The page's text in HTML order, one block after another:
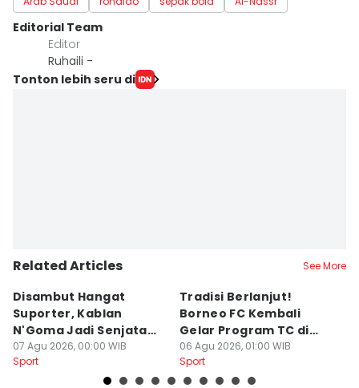
Editorial Team
Editor
Ruhaili -
Tonton lebih seru di
Related Articles See More
Disambut Hangat
Suporter, Kablan
N'Goma Jadi Senjata
Baru Borneo FC
07 Agu 2026, 00:00 WIB
Sport
Tradisi Berlanjut!
Borneo FC Kembali
Gelar Program TC di
Yogyakarta
06 Agu 2026, 01:00 WIB
Sport